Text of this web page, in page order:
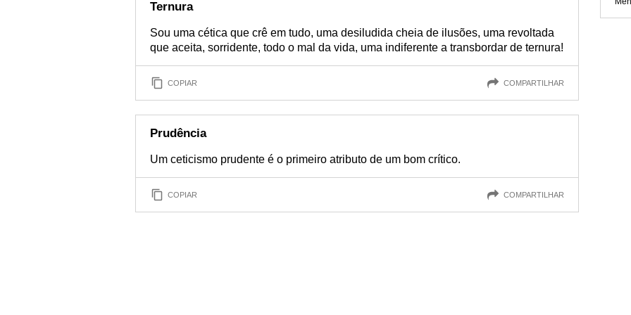
Ternura
Sou uma cética que crê em tudo, uma desiludida cheia de ilusões, uma revoltada
que aceita, sorridente, todo o mal da vida, uma indiferente a transbordar de ternura!
COPIAR COMPARTILHAR
Prudência
Um ceticismo prudente é o primeiro atributo de um bom crítico.
COPIAR COMPARTILHAR